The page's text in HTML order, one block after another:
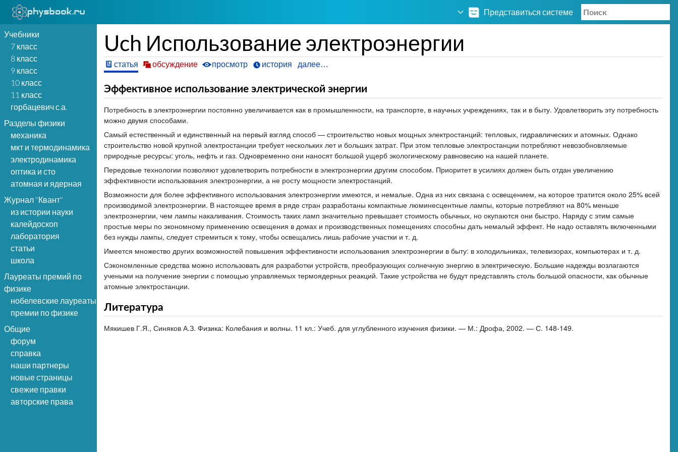
Представиться системе
Учебники
7 класс
8 класс
9 класс
10 класс
11 класс
горбацевич с.а.
Разделы физики
механика
мкт и термодинамика
электродинамика
оптика и сто
атомная и ядерная
Журнал "Квант"
из истории науки
калейдоскоп
лаборатория
статьи
школа
Лауреаты премий по
физике
нобелевские лауреаты
премии по физике
Общие
форум
справка
наши партнеры
новые страницы
свежие правки
авторские права
Uch Использование электроэнергии
статья обсуждение просмотр история далее…
Эффективное использование электрической энергии
Потребность в электроэнергии постоянно увеличивается как в промышленности, на транспорте, в научных учреждениях, так и в быту. Удовлетворить эту потребность
можно двумя способами.
Самый естественный и единственный на первый взгляд способ — строительство новых мощных электростанций: тепловых, гидравлических и атомных. Однако
строительство новой крупной электростанции требует нескольких лет и больших затрат. При этом тепловые электростанции потребляют невозобновляемые
природные ресурсы: уголь, нефть и газ. Одновременно они наносят большой ущерб экологическому равновесию на нашей планете.
Передовые технологии позволяют удовлетворить потребности в электроэнергии другим способом. Приоритет в усилиях должен быть отдан увеличению
эффективности использования электроэнергии, а не росту мощности электростанций.
Возможности для более эффективного использования электроэнергии имеются, и немалые. Одна из них связана с освещением, на которое тратится около 25% всей
производимой электроэнергии. В настоящее время в ряде стран разработаны компактные люминесцентные лампы, которые потребляют на 80% меньше
электроэнергии, чем лампы накаливания. Стоимость таких ламп значительно превышает стоимость обычных, но окупаются они быстро. Наряду с этим самые
простые меры по экономному применению освещения в домах и производственных помещениях способны дать немалый эффект. Не надо оставлять включенными
без нужды лампы, следует стремиться к тому, чтобы освещались лишь рабочие участки и т. д.
Имеется множество других возможностей повышения эффективности использования электроэнергии в быту: в холодильниках, телевизорах, компьютерах и т. д.
Сэкономленные средства можно использовать для разработки устройств, преобразующих солнечную энергию в электрическую. Большие надежды возлагаются
учеными на получение энергии с помощью управляемых термоядерных реакций. Такие устройства не будут представлять столь большой опасности, как обычные
атомные электростанции.
Литература
Мякишев Г.Я., Синяков А.З. Физика: Колебания и волны. 11 кл.: Учеб. для углубленного изучения физики. — М.: Дрофа, 2002. — С. 148-149.